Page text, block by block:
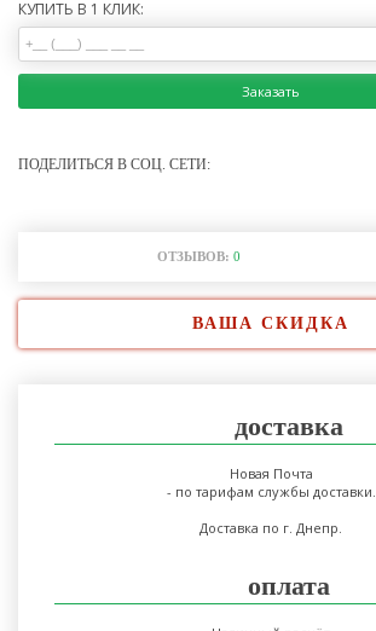
КУПИТЬ В 1 КЛИК:
Заказать
ПОДЕЛИТЬСЯ В СОЦ. СЕТИ:
ОТЗЫВОВ: 0
ВАША СКИДКА
доставка
Новая Почта
- по тарифам службы доставки.
Доставка по г. Днепр.
оплата